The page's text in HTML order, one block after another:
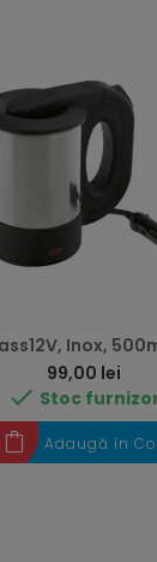
Inox,
99,00 lei
 Stoc
Adaugă în